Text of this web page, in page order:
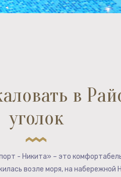
в
уголок
- Никита» – это
возле моря, на набережной